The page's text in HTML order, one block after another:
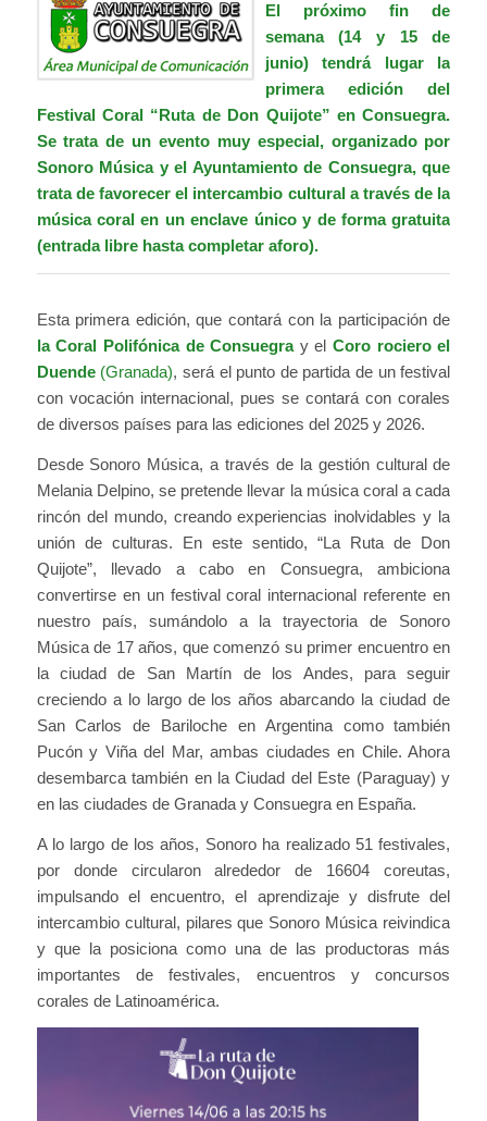
El próximo fin de
semana (14 y 15 de
junio) tendrá lugar la
primera edición del
Festival Coral “Ruta de Don Quijote” en Consuegra.
Se trata de un evento muy especial, organizado por
Sonoro Música y el Ayuntamiento de Consuegra, que
trata de favorecer el intercambio cultural a través de la
música coral en un enclave único y de forma gratuita
(entrada libre hasta completar aforo).
Esta primera edición, que contará con la participación de
laCoral Polifónica de Consuegra y elCoro rociero el
Duende(Granada), será el punto de partida de un festival
con vocación internacional, pues se contará con corales
de diversos países para las ediciones del 2025 y 2026.
Desde Sonoro Música, a través de la gestión cultural de
Melania Delpino, se pretende llevar la música coral a cada
rincón del mundo, creando experiencias inolvidables y la
unión de culturas. En este sentido, “La Ruta de Don
Quijote”, llevado a cabo en Consuegra, ambiciona
convertirse en un festival coral internacional referente en
nuestro país, sumándolo a la trayectoria de Sonoro
Música de 17 años, que comenzó su primer encuentro en
la ciudad de San Martín de los Andes, para seguir
creciendo a lo largo de los años abarcando la ciudad de
San Carlos de Bariloche en Argentina como también
Pucón y Viña del Mar, ambas ciudades en Chile. Ahora
desembarca también en la Ciudad del Este (Paraguay) y
en las ciudades de Granada y Consuegra en España.
A lo largo de los años, Sonoro ha realizado 51 festivales,
por donde circularon alrededor de 16604 coreutas,
impulsando el encuentro, el aprendizaje y disfrute del
intercambio cultural, pilares que Sonoro Música reivindica
y que la posiciona como una de las productoras más
importantes de festivales, encuentros y concursos
corales de Latinoamérica.